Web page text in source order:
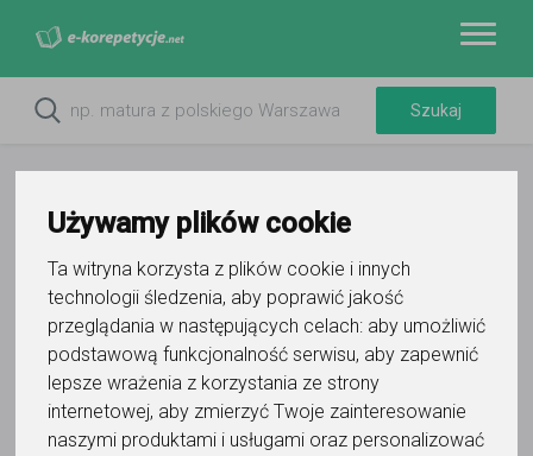
Używamy plików cookie
Ta witryna korzysta z plików cookie i innych
technologii śledzenia, aby poprawić jakość
przeglądania w następujących celach: aby umożliwić
podstawową funkcjonalność serwisu, aby zapewnić
lepsze wrażenia z korzystania ze strony
internetowej, aby zmierzyć Twoje zainteresowanie
naszymi produktami i usługami oraz personalizować
Do ulubionych
Oznacz wystąpienie kontaktu